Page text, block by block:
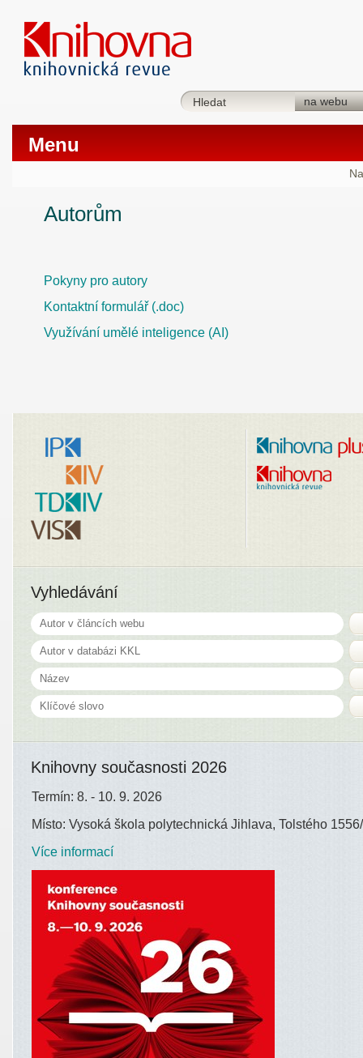
Menu
Autorům
Pokyny pro autory
Kontaktní formulář (.doc)
Využívání umělé inteligence (AI)
Vyhledávání
Knihovny současnosti 2026
Termín: 8. - 10. 9. 2026
Místo: Vysoká škola polytechnická Jihlava, Tolstého
Více informací